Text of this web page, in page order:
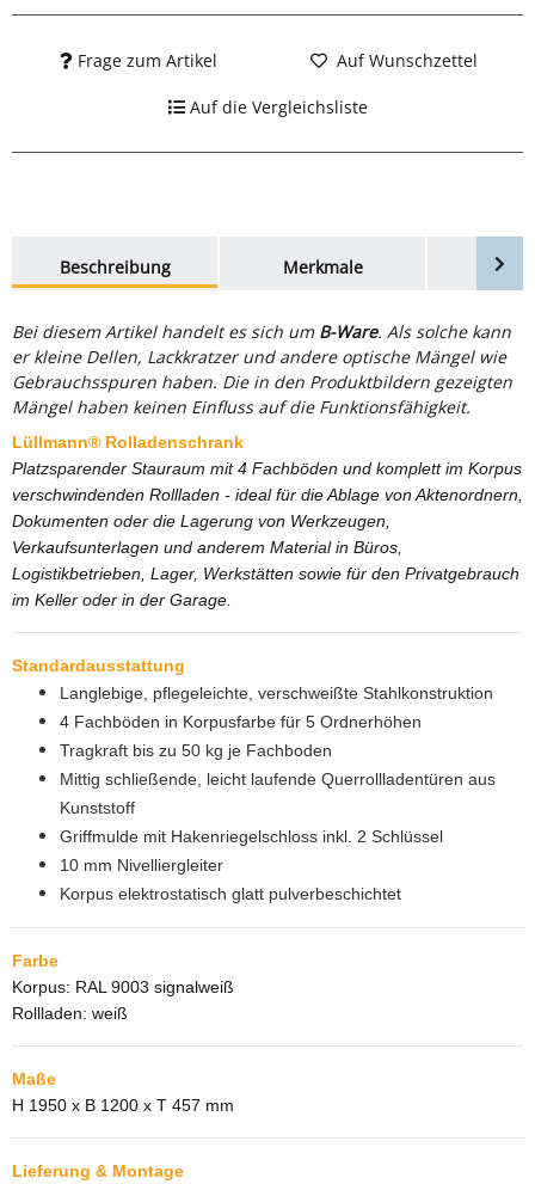
Frage zum Artikel Auf Wunschzettel
Auf die Vergleichsliste
Beschreibung
Merkmale
Bei diesem Artikel handelt es sich um B-Ware. Als solche kann
er kleine Dellen, Lackkratzer und andere optische Mängel wie
Gebrauchsspuren haben. Die in den Produktbildern gezeigten
Mängel haben keinen Einfluss auf die Funktionsfähigkeit.
Lüllmann® Rolladenschrank
Platzsparender Stauraum mit 4 Fachböden und komplett im Korpus
verschwindenden Rollladen - ideal für die Ablage von Aktenordnern,
Dokumenten oder die Lagerung von Werkzeugen,
Verkaufsunterlagen und anderem Material in Büros,
Logistikbetrieben, Lager, Werkstätten sowie für den Privatgebrauch
im Keller oder in der Garage.
Standardausstattung
Langlebige, pflegeleichte, verschweißte Stahlkonstruktion
4 Fachböden in Korpusfarbe für 5 Ordnerhöhen
Tragkraft bis zu 50 kg je Fachboden
Mittig schließende, leicht laufende Querrollladentüren aus
Kunststoff
Griffmulde mit Hakenriegelschloss inkl. 2 Schlüssel
10 mm Nivelliergleiter
Korpus elektrostatisch glatt pulverbeschichtet
Farbe
Korpus: RAL 9003 signalweiß
Rollladen: weiß
Maße
H 1950 x B 1200 x T 457 mm
Lieferung & Montage